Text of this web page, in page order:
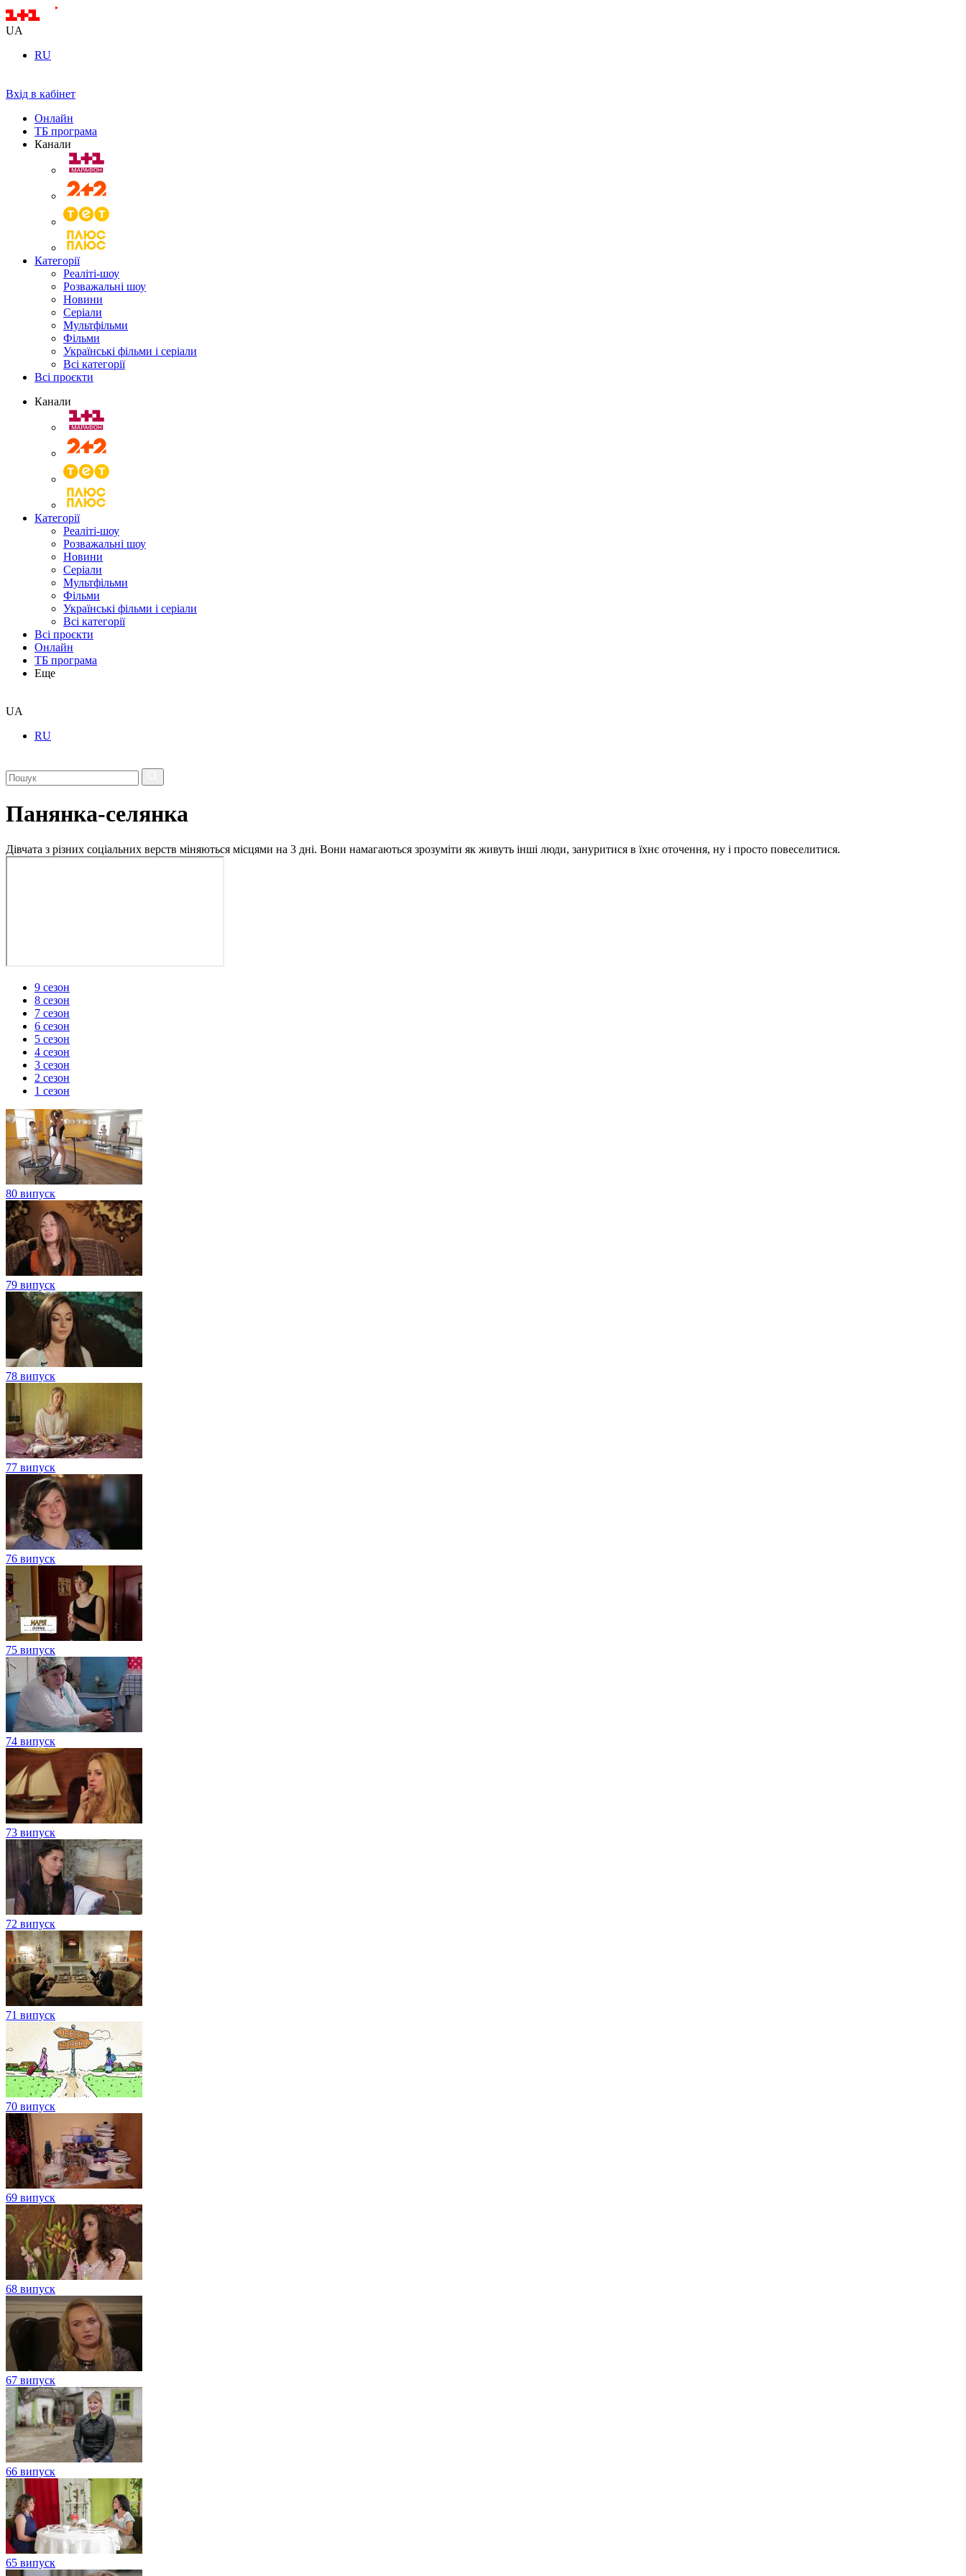
UA
RU
Вхід в кабінет
Онлайн
ТБ програма
Канали
Категорії
Реаліті-шоу
Розважальні шоу
Новини
Серіали
Мультфільми
Фільми
Українські фільми і серіали
Всі категорії
Всі проєкти
Канали
Категорії
Реаліті-шоу
Розважальні шоу
Новини
Серіали
Мультфільми
Фільми
Українські фільми і серіали
Всі категорії
Всі проєкти
Онлайн
ТБ програма
Еще
UA
RU
Панянка-селянка
Дівчата з різних соціальних верств міняються місцями на 3 дні. Вони намагаються зрозуміти як живуть інші люди, зануритися в їхнє оточення, ну і просто повеселитися.
9 сезон
8 сезон
7 сезон
6 сезон
5 сезон
4 сезон
3 сезон
2 сезон
1 сезон
80 випуск
79 випуск
78 випуск
77 випуск
76 випуск
75 випуск
74 випуск
73 випуск
72 випуск
71 випуск
70 випуск
69 випуск
68 випуск
67 випуск
66 випуск
65 випуск